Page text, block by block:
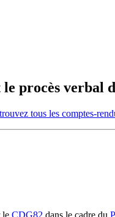
procès verbal
tous les comptes-
le CDG82 dans le cadre du